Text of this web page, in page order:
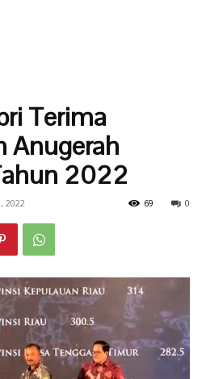
Terima
Anugerah
2022
2022 0
69